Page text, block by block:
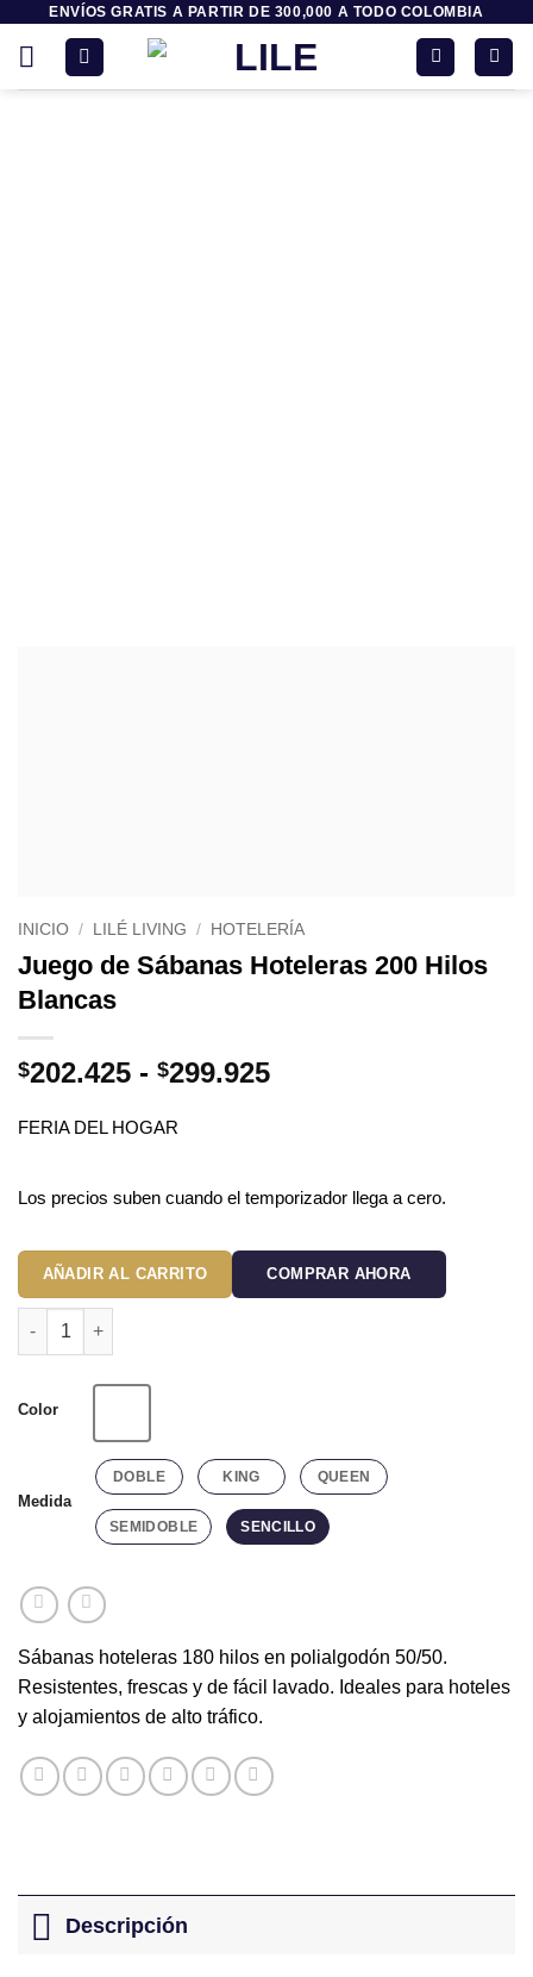
contenido
ENVÍOS GRATIS A PARTIR DE 300,000 A TODO COLOMBIA
INICIO / LILÉ LIVING / HOTELERÍA
Juego de Sábanas Hoteleras 200 Hilos
Blancas
$202.425 - $299.925Rango
$202.425
hasta
$299.925
FERIA DEL HOGAR
Los precios suben cuando el temporizador llega a cero.
Color
Medida
DOBLE KING QUEEN
SEMIDOBLE SENCILLO
Juego de Sábanas Hoteleras 200 Hilos Blancas cantidad
AÑADIR AL CARRITO COMPRAR AHORA
Sábanas hoteleras 180 hilos en polialgodón 50/50.
Resistentes, frescas y de fácil lavado. Ideales para hoteles
y alojamientos de alto tráfico.
Descripción